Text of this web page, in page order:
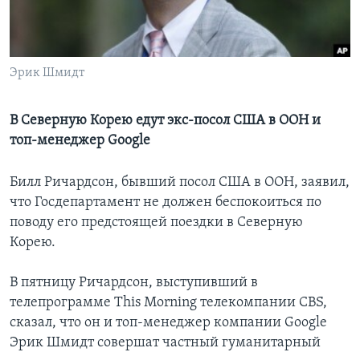
СОЦИАЛЬНЫЕ СЕТИ
Языки
Эрик Шмидт
В Северную Корею едут экс-посол США в ООН и
топ-менеджер Google
Билл Ричардсон, бывший посол США в ООН, заявил,
что Госдепартамент не должен беспокоиться по
поводу его предстоящей поездки в Северную
Корею.
В пятницу Ричардсон, выступивший в
телепрограмме This Morning телекомпании CBS,
сказал, что он и топ-менеджер компании Google
Эрик Шмидт совершат частный гуманитарный